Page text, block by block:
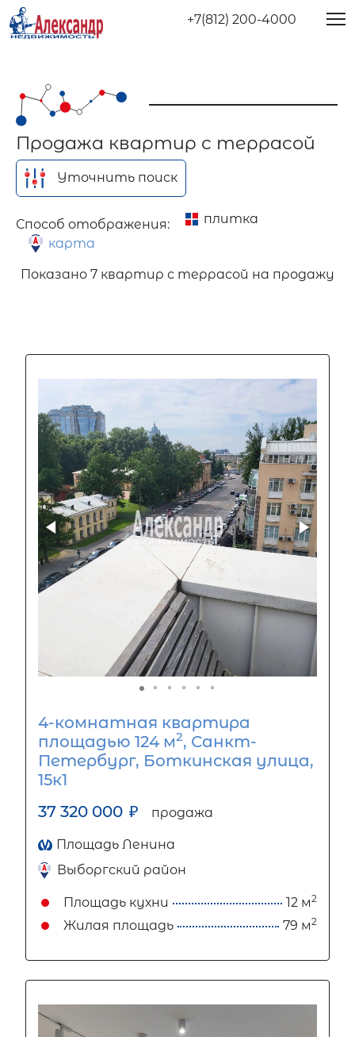
+7(812) 200-4000
Продажа квартир с террасой
Уточнить поиск
Способ отображения:
плитка
карта
Показано 7 квартир с террасой на продажу
4-комнатная квартира
площадью 124 м2, Санкт-
Петербург, Боткинская улица,
15к1
37 320 000 ₽ продажа
Площадь Ленина
Выборгский район
Площадь кухни 12 м2
Жилая площадь 79 м2